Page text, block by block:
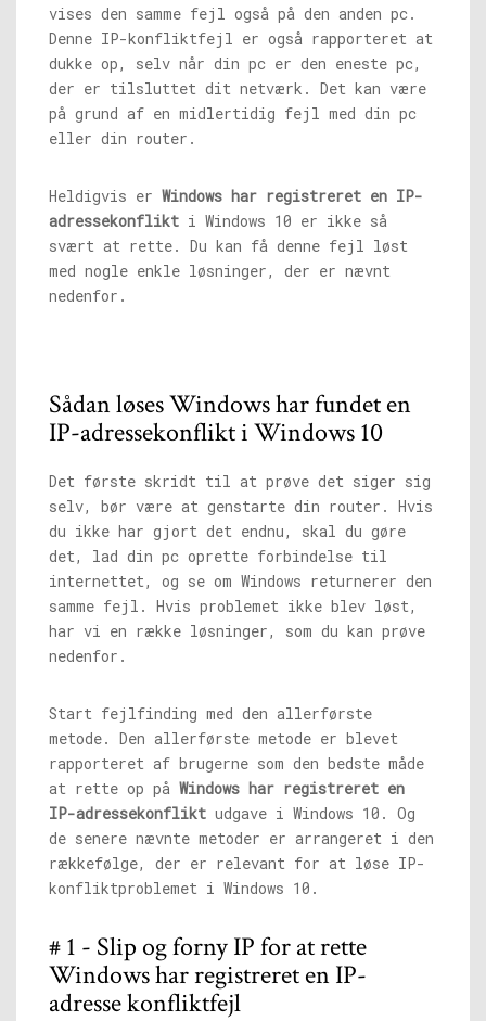
vises den samme fejl også på den anden pc.
Denne IP-konfliktfejl er også rapporteret at
dukke op, selv når din pc er den eneste pc,
der er tilsluttet dit netværk. Det kan være
på grund af en midlertidig fejl med din pc
eller din router.
Heldigvis er Windows har registreret en IP-
adressekonflikt i Windows 10 er ikke så
svært at rette. Du kan få denne fejl løst
med nogle enkle løsninger, der er nævnt
nedenfor.
Sådan løses Windows har fundet en
IP-adressekonflikt i Windows 10
Det første skridt til at prøve det siger sig
selv, bør være at genstarte din router. Hvis
du ikke har gjort det endnu, skal du gøre
det, lad din pc oprette forbindelse til
internettet, og se om Windows returnerer den
samme fejl. Hvis problemet ikke blev løst,
har vi en række løsninger, som du kan prøve
nedenfor.
Start fejlfinding med den allerførste
metode. Den allerførste metode er blevet
rapporteret af brugerne som den bedste måde
at rette op på Windows har registreret en
IP-adressekonflikt udgave i Windows 10. Og
de senere nævnte metoder er arrangeret i den
rækkefølge, der er relevant for at løse IP-
konfliktproblemet i Windows 10.
# 1 - Slip og forny IP for at rette
Windows har registreret en IP-
adresse konfliktfejl